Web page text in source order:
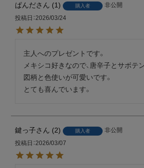
ぱんだ 1 購入者
非公開
投稿日 2026/03/24
主人へのプレゼントです。
メキシコ好きなので、唐辛子とサボテ
図柄と色使いが可愛いです。
とても喜んでいます。
鍵っ子 2 購入者
非公開
投稿日 2026/03/07